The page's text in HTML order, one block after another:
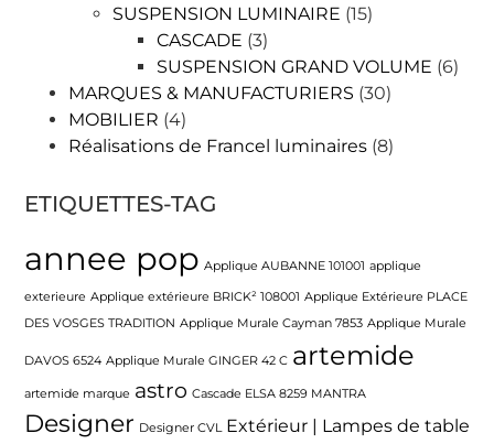
SUSPENSION LUMINAIRE (15)
CASCADE (3)
SUSPENSION GRAND VOLUME (6)
MARQUES & MANUFACTURIERS (30)
MOBILIER (4)
Réalisations de Francel luminaires (8)
ETIQUETTES-TAG
annee pop Applique AUBANNE 101001 applique
exterieure Applique extérieure BRICK² 108001 Applique Extérieure PLACE
DES VOSGES TRADITION Applique Murale Cayman 7853 Applique Murale
DAVOS 6524 Applique Murale GINGER 42 C artemide
artemide marque astro Cascade ELSA 8259 MANTRA
Designer Designer CVL Extérieur | Lampes de table